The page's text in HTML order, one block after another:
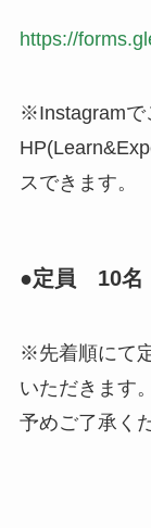
https://
※Instagramで
スできます。
●定員 10名
※先着順にて
いただきます。
予めご了承く